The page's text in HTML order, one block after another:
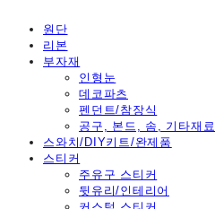
원단
리본
부자재
인형눈
데코파츠
펜던트/참장식
공구, 본드, 솜, 기타재료
스와치/DIY키트/완제품
스티커
주유구 스티커
뒷유리/인테리어